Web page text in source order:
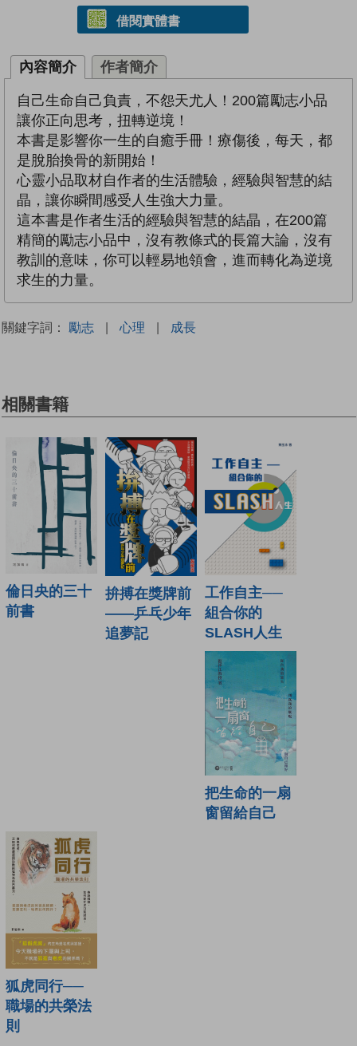
借閱實體書
內容簡介 作者簡介
自己生命自己負責，不怨天尤人！200篇勵志小品
讓你正向思考，扭轉逆境！
本書是影響你一生的自癒手冊！療傷後，每天，都
是脫胎換骨的新開始！
心靈小品取材自作者的生活體驗，經驗與智慧的結
晶，讓你瞬間感受人生強大力量。
這本書是作者生活的經驗與智慧的結晶，在200篇
精簡的勵志小品中，沒有教條式的長篇大論，沒有
教訓的意味，你可以輕易地領會，進而轉化為逆境
求生的力量。
關鍵字詞： 勵志 | 心理 | 成長
相關書籍
倫日央的三十
前書
拚搏在獎牌前
——乒乓少年
追夢記
工作自主──
組合你的
SLASH人生
把生命的一扇
窗留給自己
狐虎同行──
職場的共榮法
則